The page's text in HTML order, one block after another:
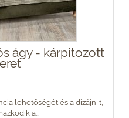
ágy - kárpitozott
lehetőségét és a dizájn-t,
a...